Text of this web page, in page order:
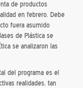
de productos
en febrero. Debe
fuera asumido
de Plástica se
se analizaron las
del programa es el
realidades, tan